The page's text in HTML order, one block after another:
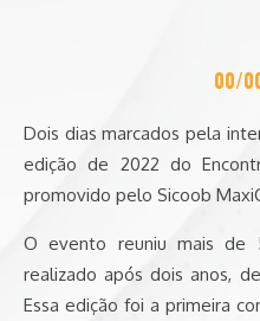
00/
Dois dias marcados pela
edição de 2022 do
promovido pelo Sicoob
O evento reuniu mais de
realizado após dois anos,
Essa edição foi a primeira